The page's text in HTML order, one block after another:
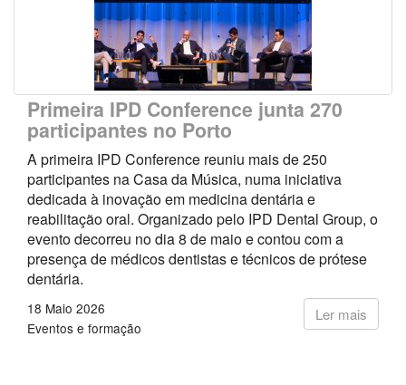
Primeira IPD Conference junta 270
participantes no Porto
A primeira IPD Conference reuniu mais de 250
participantes na Casa da Música, numa iniciativa
dedicada à inovação em medicina dentária e
reabilitação oral. Organizado pelo IPD Dental Group, o
evento decorreu no dia 8 de maio e contou com a
presença de médicos dentistas e técnicos de prótese
dentária.
Ler mais
18 Maio 2026
Eventos e formação